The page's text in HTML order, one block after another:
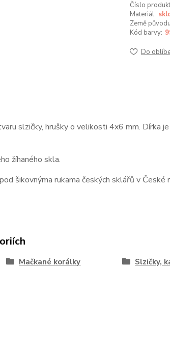
Číslo
Materiál:
Země
Kód barvy:
Do
slzičky, hrušky o velikosti 4x6 mm. Dírka
žíhaného skla.
šikovnýma rukama českých sklářů v České
Mačkané korálky Slzičky,